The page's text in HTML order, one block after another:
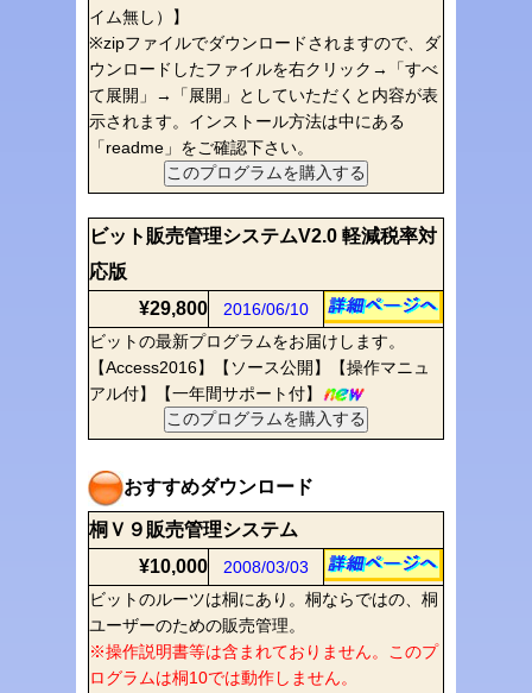
イム無し）】
※zipファイルでダウンロードされますので、ダ
ウンロードしたファイルを右クリック→「すべ
て展開」→「展開」としていただくと内容が表
示されます。インストール方法は中にある
「readme」をご確認下さい。
ビット販売管理システムV2.0 軽減税率対
応版
¥29,800
2016/06/10
ビットの最新プログラムをお届けします。
【Access2016】【ソース公開】【操作マニュ
アル付】【一年間サポート付】
おすすめダウンロード
桐Ｖ９販売管理システム
¥10,000
2008/03/03
ビットのルーツは桐にあり。桐ならではの、桐
ユーザーのための販売管理。
※操作説明書等は含まれておりません。このプ
ログラムは桐10では動作しません。